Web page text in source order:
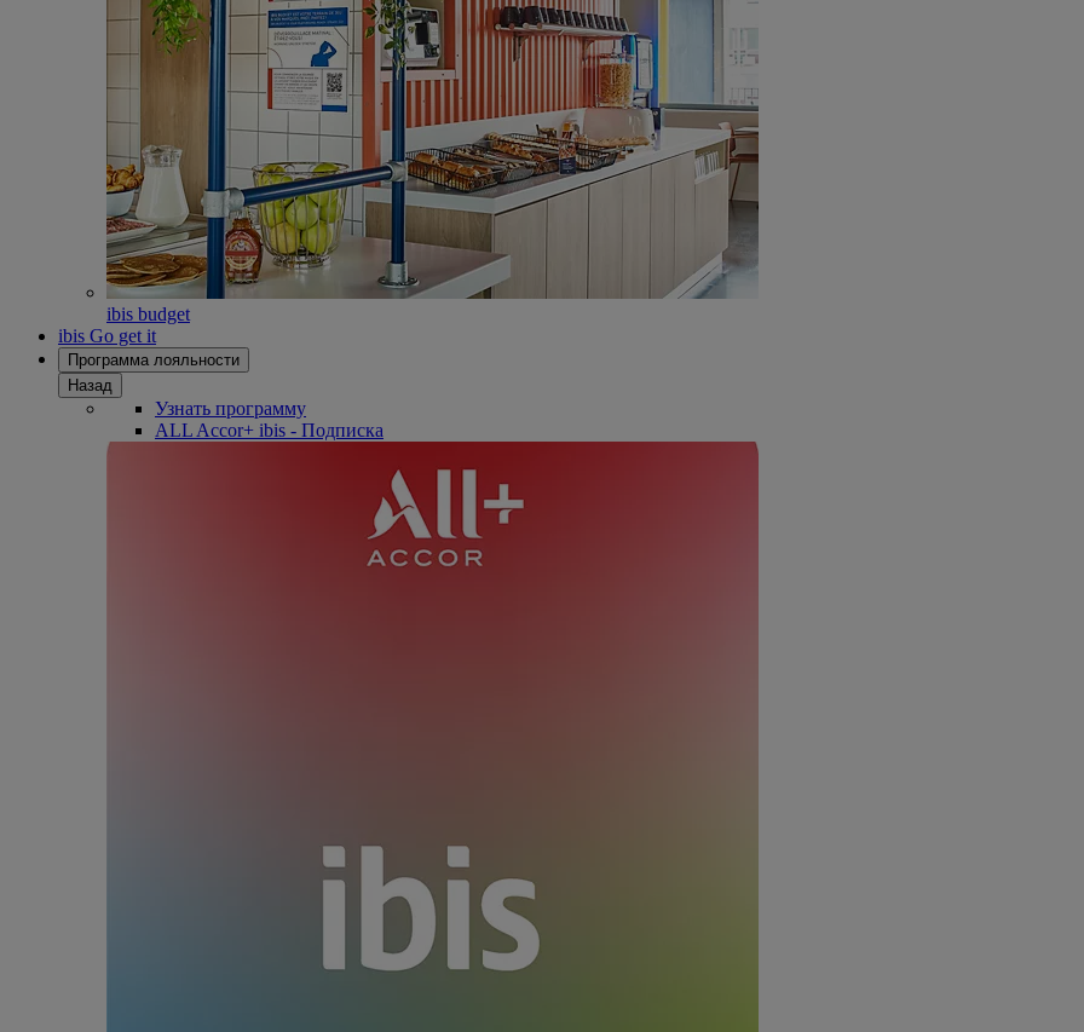
ibis budget
ibis Go get it
Программа лояльности
Назад
Узнать программу
ALL Accor+ ibis - Подписка